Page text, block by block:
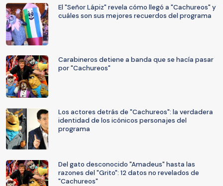
El "Señor Lápiz" revela cómo llegó a "Cachureos" y
cuáles son sus mejores recuerdos del programa
Carabineros detiene a banda que se hacía pasar
por "Cachureos"
Los actores detrás de "Cachureos": la verdadera
identidad de los icónicos personajes del
programa
Del gato desconocido "Amadeus" hasta las
razones del "Grito": 12 datos no revelados de
"Cachureos"